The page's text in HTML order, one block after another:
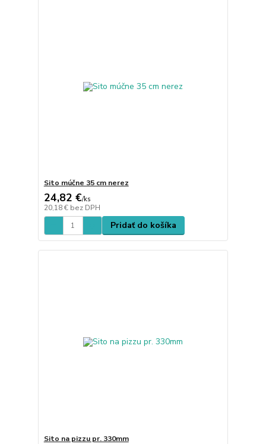
Sito múčne 35 cm nerez
24,82 €/ks
20,18 € bez DPH
Pridať do košíka
Sito na pizzu pr. 330mm